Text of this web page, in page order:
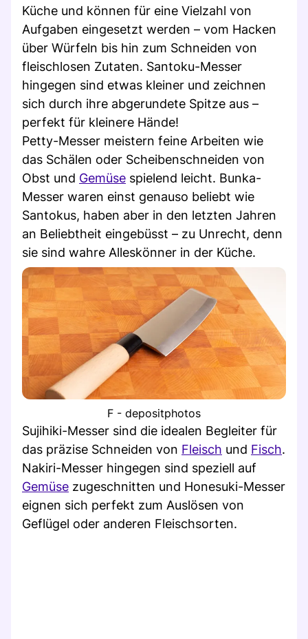
Küche und können für eine Vielzahl von
Aufgaben eingesetzt werden – vom Hacken
über Würfeln bis hin zum Schneiden von
fleischlosen Zutaten. Santoku-Messer
hingegen sind etwas kleiner und zeichnen
sich durch ihre abgerundete Spitze aus –
perfekt für kleinere Hände!
Petty-Messer meistern feine Arbeiten wie
das Schälen oder Scheibenschneiden von
Obst und Gemüse spielend leicht. Bunka-
Messer waren einst genauso beliebt wie
Santokus, haben aber in den letzten Jahren
an Beliebtheit eingebüsst – zu Unrecht, denn
sie sind wahre Alleskönner in der Küche.
F - depositphotos
Sujihiki-Messer sind die idealen Begleiter für
das präzise Schneiden von Fleisch und Fisch.
Nakiri-Messer hingegen sind speziell auf
Gemüse zugeschnitten und Honesuki-Messer
eignen sich perfekt zum Auslösen von
Geflügel oder anderen Fleischsorten.